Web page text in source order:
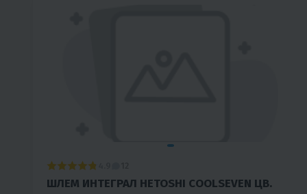
ШЛЕМ ИНТЕГРАЛ HETOSHI COOLSEVEN ЦВ.